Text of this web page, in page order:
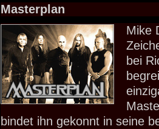
Masterplan
Mike
bei
bindet ihn gekonnt in seine